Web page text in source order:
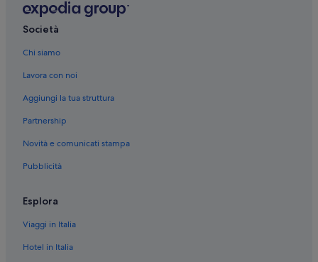
Monte Argentario: Hotel per famiglie
Monte Argentario: Hotel con casinò
Monte Argentario: Hotel di lusso
Monte Argentario: Hotel con servizi business
Monte Argentario: Hotel con piscina
Società
Chi siamo
Lavora con noi
Aggiungi la tua struttura
Partnership
Novità e comunicati stampa
Pubblicità
Esplora
Viaggi in Italia
Hotel in Italia